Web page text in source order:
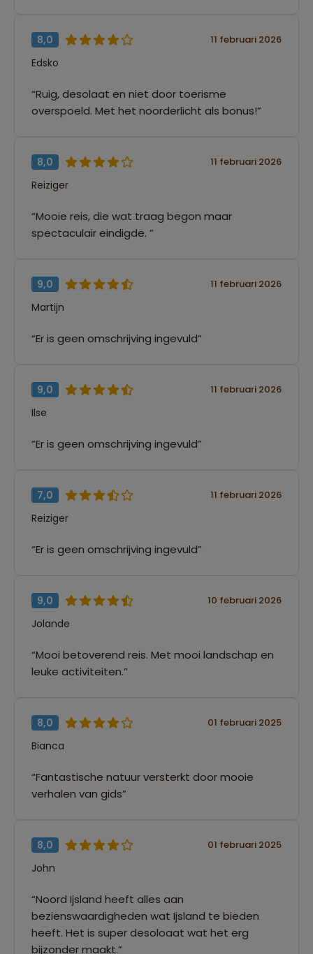
8,0 11 februari 2026
Edsko
“Ruig, desolaat en niet door toerisme
overspoeld. Met het noorderlicht als bonus!”
8,0 11 februari 2026
Reiziger
“Mooie reis, die wat traag begon maar
spectaculair eindigde. ”
9,0 11 februari 2026
Martijn
“Er is geen omschrijving ingevuld”
9,0 11 februari 2026
Ilse
“Er is geen omschrijving ingevuld”
7,0 11 februari 2026
Reiziger
“Er is geen omschrijving ingevuld”
9,0 10 februari 2026
Jolande
“Mooi betoverend reis. Met mooi landschap en
leuke activiteiten.”
8,0 01 februari 2025
Bianca
“Fantastische natuur versterkt door mooie
verhalen van gids”
8,0 01 februari 2025
John
“Noord Ijsland heeft alles aan
bezienswaardigheden wat Ijsland te bieden
heeft. Het is super desoloaat wat het erg
bijzonder maakt.”